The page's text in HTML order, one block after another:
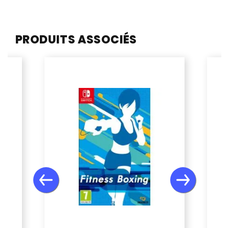
PRODUITS ASSOCIÉS